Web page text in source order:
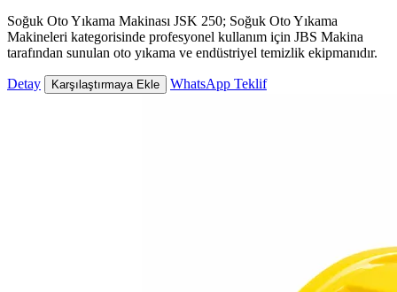
Soğuk Oto Yıkama Makinası JSK 250; Soğuk Oto Yıkama
Makineleri kategorisinde profesyonel kullanım için JBS Makina
tarafından sunulan oto yıkama ve endüstriyel temizlik ekipmanıdır.
Detay Karşılaştırmaya Ekle WhatsApp Teklif